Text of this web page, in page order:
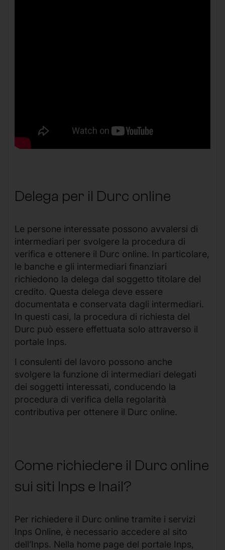
Delega per il Durc online
Le persone interessate possono avvalersi di
intermediari per svolgere la procedura di
verifica e ottenere il Durc online. In particolare,
le banche e gli intermediari finanziari
richiedono la delega dal soggetto titolare del
credito. Questa delega deve essere
documentata e conservata dagli intermediari.
In questi casi, la procedura di richiesta del
Durc può essere effettuata solo attraverso il
portale Inps.
I consulenti del lavoro possono anche
svolgere la funzione di intermediari delegati
dei soggetti interessati, conducendo la
procedura di verifica della regolarità
contributiva per ottenere il Durc online.
Come richiedere il Durc online
sui siti Inps e Inail?
Per richiedere il Durc online tramite i servizi
Inps Online, è necessario accedere al sito
dell’Inps. Nella home page del portale Inps,